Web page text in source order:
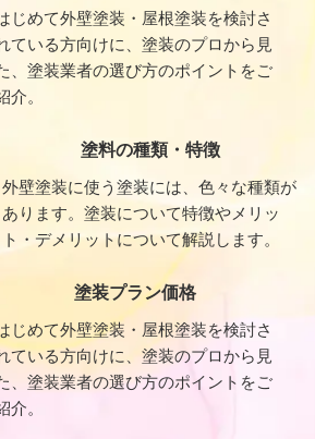
じめて外壁塗装・屋根塗装を検討さ
ている方向けに、塗装のプロから見
、塗装業者の選び方のポイントをご
介。
塗料の種類・特徴
外壁塗装に使う塗装には、色々な種類が
あります。塗装について特徴やメリッ
ト・デメリットについて解説します。
塗装プラン価格
じめて外壁塗装・屋根塗装を検討さ
ている方向けに、塗装のプロから見
、塗装業者の選び方のポイントをご
介。